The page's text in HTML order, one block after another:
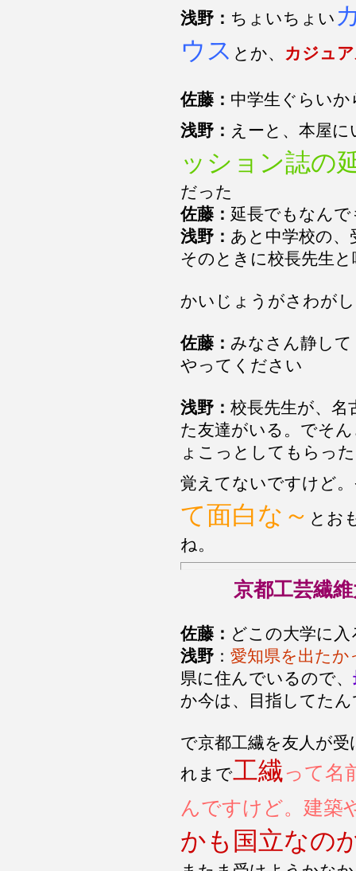
浅野： ちょいちょい
ウス とか、 カジュ
佐藤： 中学生ぐらい
浅野： えーと、本屋
ッション誌の
だった
佐藤： 延長でもなん
浅野： あと中学校の
そのときに校長先生
かいじょうがさわが
佐藤： みなさん静し
やってください
浅野： 校長先生が、
た友達がいる。でそ
ょこっとしてもらっ
覚えてないですけど
て面白な～ とお
ね。
京都工芸繊維
佐藤： どこの大学に
浅野 ： 愛知県を出たか
県に住んでいるので、
か今は、目指してた
で京都工繊を友人が
れまで工繊って名
んですけど。建築
かも国立なの